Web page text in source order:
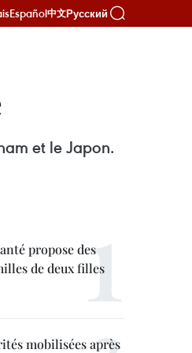
Español中文Русский
et le Japon.
propose des
de deux filles
mobilisées après